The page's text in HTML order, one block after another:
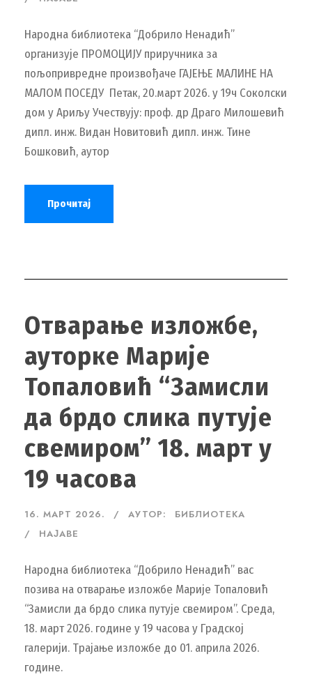
Народна библиотека “Добрило Ненадић”
организује ПРОМОЦИЈУ приручника за
пољопривредне произвођаче ГАЈЕЊЕ МАЛИНЕ НА
МАЛОМ ПОСЕДУ Петак, 20.март 2026. у 19ч Соколски
дом у Ариљу Учествују: проф. др Драго Милошевић
дипл. инж. Видан Новитовић дипл. инж. Тине
Бошковић, аутор
Прочитај
Отварање изложбе,
ауторке Марије
Топаловић “Замисли
да брдо слика путује
свемиром” 18. март у
19 часова
16. МАРТ 2026. АУТОР:
БИБЛИОТЕКА
НАЈАВЕ
Народна библиотека “Добрило Ненадић” вас
позива на отварање изложбе Марије Топаловић
“Замисли да брдо слика путује свемиром”. Среда,
18. март 2026. године у 19 часова у Градској
галерији. Трајање изложбе до 01. априла 2026.
године.